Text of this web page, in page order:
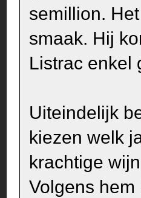
semillion.
smaak. Hij
Listrac enkel
Uiteindelijk
kiezen welk
krachtige
Volgens